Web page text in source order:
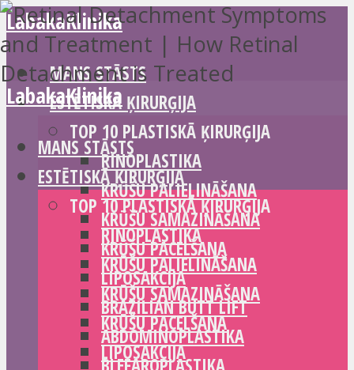
LabakaKlinika
MANS STĀSTS
ESTĒTISKĀ ĶIRURĢIJA
TOP 10 PLASTISKĀ ĶIRURĢIJA
RINOPLASTIKA
KRŪŠU PALIELINĀŠANA
KRŪŠU SAMAZINĀŠANA
KRŪŠU PACELŠANA
LIPOSAKCIJA
BRAZILIAN BUTT LIFT
ABDOMINOPLASTIKA
LabakaKlinika
MANS STĀSTS
ESTĒTISKĀ ĶIRURĢIJA
TOP 10 PLASTISKĀ ĶIRURĢIJA
RINOPLASTIKA
KRŪŠU PALIELINĀŠANA
KRŪŠU SAMAZINĀŠANA
KRŪŠU PACELŠANA
LIPOSAKCIJA